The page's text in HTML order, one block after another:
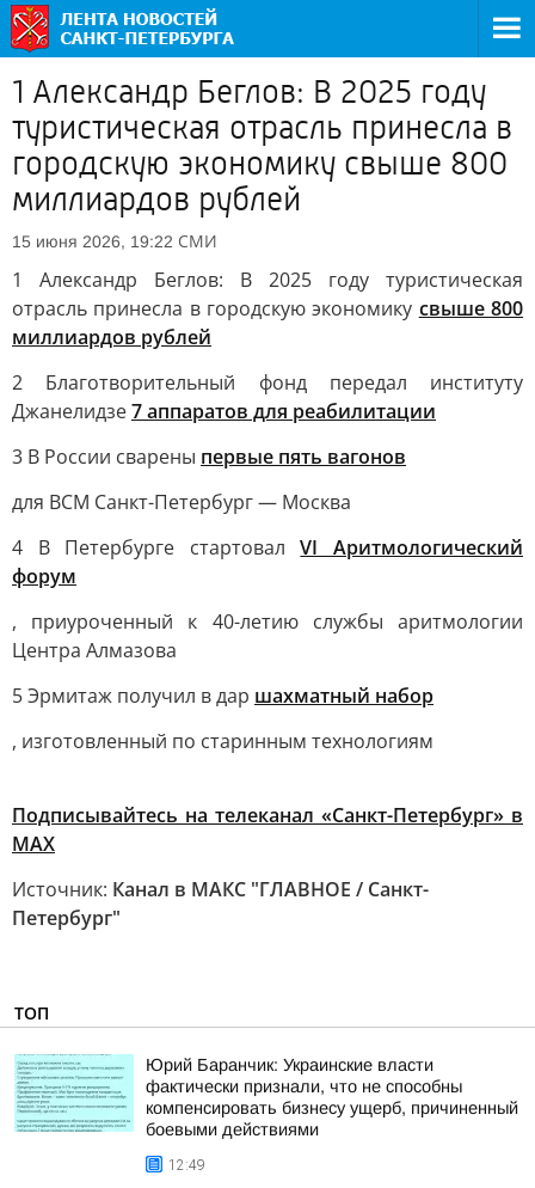
1 Александр Беглов: В 2025 году
туристическая отрасль принесла в
городскую экономику свыше 800
миллиардов рублей
15 июня 2026, 19:22 СМИ
1 Александр Беглов: В 2025 году туристическая
отрасль принесла в городскую экономику свыше 800
миллиардов рублей
2 Благотворительный фонд передал институту
Джанелидзе7 аппаратов для реабилитации
3 В России сварены первые пять вагонов
для ВСМ Санкт-Петербург — Москва
4 В Петербурге стартовалVI Аритмологический
форум
, приуроченный к 40-летию службы аритмологии
Центра Алмазова
5 Эрмитаж получил в дар шахматный набор
, изготовленный по старинным технологиям
Подписывайтесь на телеканал «Санкт-Петербург» в
MAX
Источник: Канал в МАКС "ГЛАВНОЕ / Санкт-
Петербург"
ТОП
Юрий Баранчик: Украинские власти
фактически признали, что не способны
компенсировать бизнесу ущерб, причиненный
боевыми действиями
12:49